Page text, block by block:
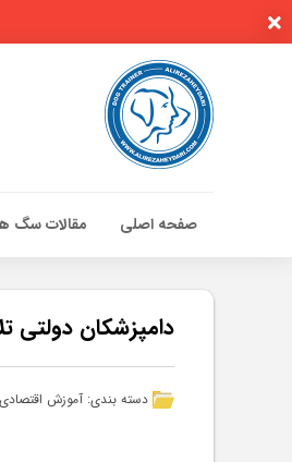
صفحه اصلی مقالات سگ
مقالات سگ ها
پادکست سگ هادامپزشکان دولتی
دسته بندی: آموزش اقتصادی